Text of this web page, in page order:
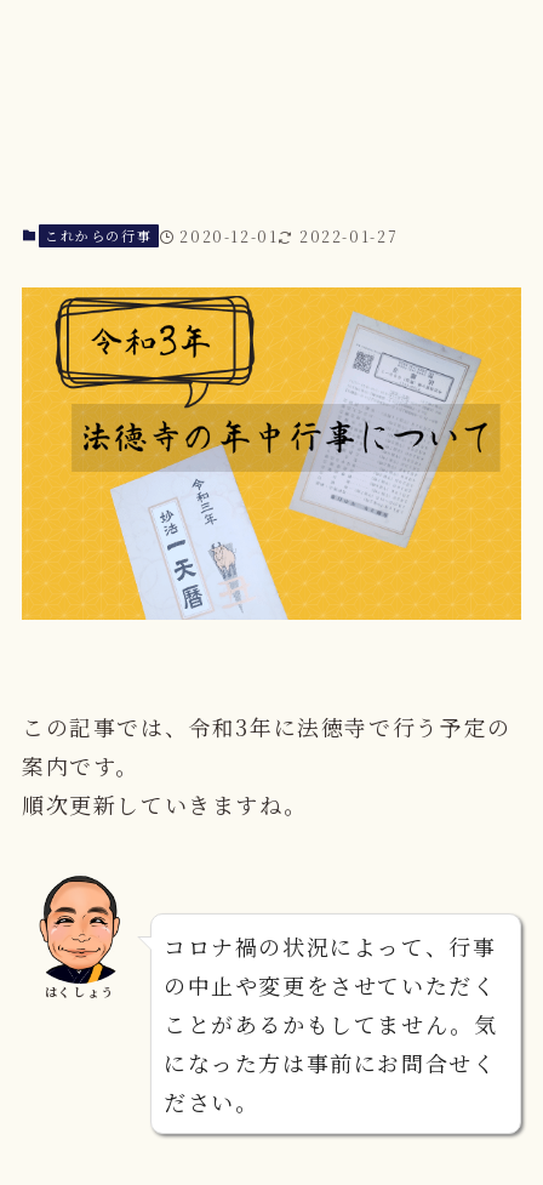
これからの行事 2020-12-01 2022-01-27
この記事では、令和3年に法徳寺で行う予定の
案内です。
順次更新していきますね。
はくしょう
コロナ禍の状況によって、行事
の中止や変更をさせていただく
ことがあるかもしてません。気
になった方は事前にお問合せく
ださい。